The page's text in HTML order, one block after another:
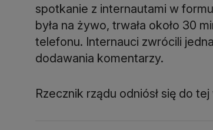
spotkanie z internautami w
była na żywo, trwała około 30
telefonu. Internauci zwrócili
dodawania komentarzy.
Rzecznik rządu odniósł się do